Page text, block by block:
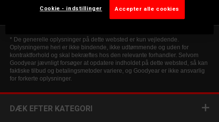
* De generelle oplysninger på dette websted er kun vejledende.
Oplysningerne heri er ikke bindende, ikke udtømmende og uden for
kontraktforhold og skal bekræftes hos den relevante forhandler. Selvom
Goodyear jævnligt forsøger at opdatere indholdet på dette websted, så kan
faktiske tilbud og betalingsmetoder variere, og Goodyear er ikke ansvarlig
for forkerte oplysninger.
DÆK EFTER KATEGORI
Cookie - indstillinger Accepter alle cookies